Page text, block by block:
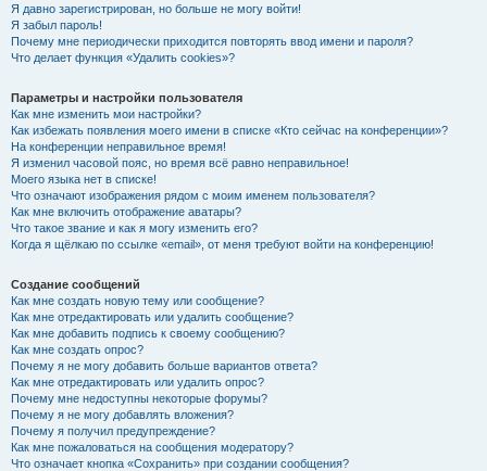
Я давно зарегистрирован, но больше не могу войти!
Я забыл пароль!
Почему мне периодически приходится повторять ввод имени и пароля?
Что делает функция «Удалить cookies»?
Параметры и настройки пользователя
Как мне изменить мои настройки?
Как избежать появления моего имени в списке «Кто сейчас на конференции»?
На конференции неправильное время!
Я изменил часовой пояс, но время всё равно неправильное!
Моего языка нет в списке!
Что означают изображения рядом с моим именем пользователя?
Как мне включить отображение аватары?
Что такое звание и как я могу изменить его?
Когда я щёлкаю по ссылке «email», от меня требуют войти на конференцию!
Создание сообщений
Как мне создать новую тему или сообщение?
Как мне отредактировать или удалить сообщение?
Как мне добавить подпись к своему сообщению?
Как мне создать опрос?
Почему я не могу добавить больше вариантов ответа?
Как мне отредактировать или удалить опрос?
Почему мне недоступны некоторые форумы?
Почему я не могу добавлять вложения?
Почему я получил предупреждение?
Как мне пожаловаться на сообщения модератору?
Что означает кнопка «Сохранить» при создании сообщения?